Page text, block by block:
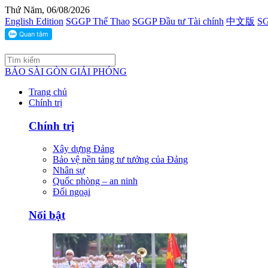
Thứ Năm, 06/08/2026
English Edition SGGP Thể Thao SGGP Đầu tư Tài chính 中文版
BÁO SÀI GÒN GIẢI PHÓNG
Trang chủ
Chính trị
Chính trị
Xây dựng Đảng
Bảo vệ nền tảng tư tưởng của Đảng
Nhân sự
Quốc phòng – an ninh
Đối ngoại
Nổi bật